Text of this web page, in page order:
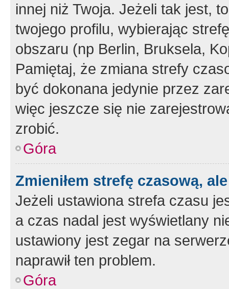
innej niż Twoja. Jeżeli tak jest,
twojego profilu, wybierając
obszaru (np Berlin, Bruksela,
Pamiętaj, że zmiana strefy
być dokonana jedynie przez
więc jeszcze się nie
zrobić.
Góra
Zmieniłem strefę czasową,
Jeżeli ustawiona strefa czasu
a czas nadal jest wyświetlany
ustawiony jest zegar na
naprawił ten problem.
Góra